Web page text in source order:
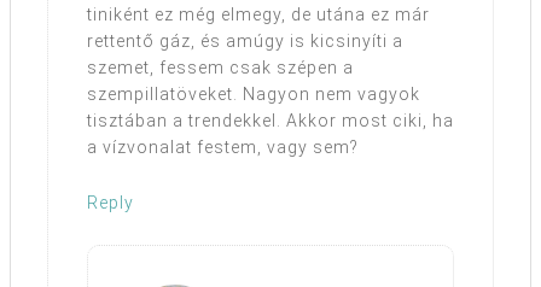
tiniként ez még elmegy, de utána ez már
rettentő gáz, és amúgy is kicsinyíti a
szemet, fessem csak szépen a
szempillatöveket. Nagyon nem vagyok
tisztában a trendekkel. Akkor most ciki, ha
a vízvonalat festem, vagy sem?
Reply